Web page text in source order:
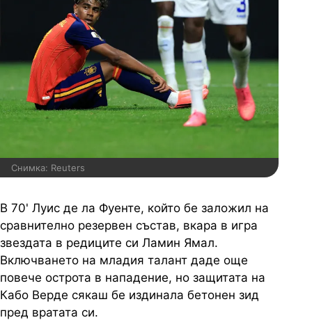
Снимка: Reuters
В 70' Луис де ла Фуенте, който бе заложил на
сравнително резервен състав, вкара в игра
звездата в редиците си Ламин Ямал.
Включването на младия талант даде още
повече острота в нападение, но защитата на
Кабо Верде сякаш бе издинала бетонен зид
пред вратата си.